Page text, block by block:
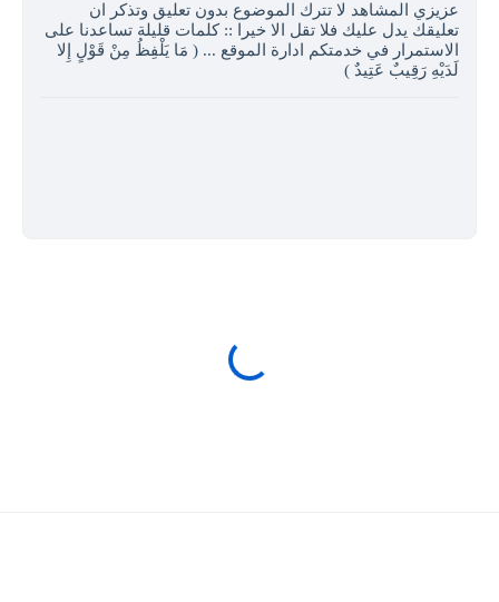
عزيزي المشاهد لا تترك الموضوع بدون تعليق وتذكر ان
تعليقك يدل عليك فلا تقل الا خيرا :: كلمات قليلة تساعدنا على
الاستمرار في خدمتكم ادارة الموقع ... ( مَا يَلْفِظُ مِنْ قَوْلٍ إِلا
لَدَيْهِ رَقِيبٌ عَتِيدٌ )